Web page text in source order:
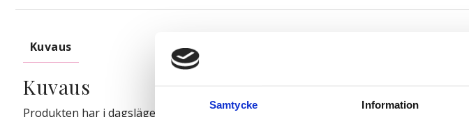
Samtycke Information
Kuvaus
Kuvaus
Produkten har i dagsläget ingen beskrivning. För mer information, kontakta oss på